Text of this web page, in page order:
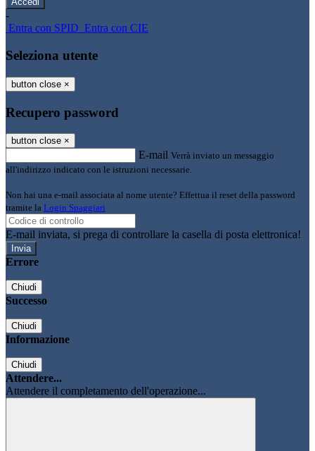
-
Entra con SPID Entra con CIE
Seleziona utente
button close ×
Recupero password
button close ×
E-mail Verrà inviato un messaggio
all'indirizzo indicato con le istruzioni necessarie.
Non hai una e-mail associata al nome utente? Effettua il reset della password
tramite la Login Spaggiari
E-mail inviata, si prega di controllare la casella di posta elettronica!
Errore
Chiudi
Successo
Chiudi
Informazione
Chiudi
Attendere...
Attendere il completamento dell'operazione...